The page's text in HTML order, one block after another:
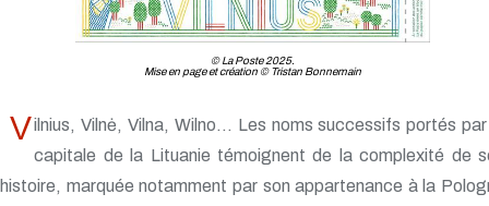
© La Poste 2025.
Mise en page et création © Tristan Bonnemain
Vilnius, Vilnė, Vilna, Wilno… Les noms successifs portés
capitale de la Lituanie témoignent de la complexité de
histoire, marquée notamment par son appartenance à la